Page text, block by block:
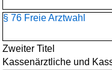
§ 76 Freie Arztwahl
Zweiter Titel
Kassenärztliche und